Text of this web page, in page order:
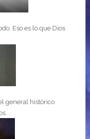
Eso es lo que Dios
general histórico